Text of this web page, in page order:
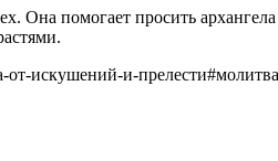
Она помогает просить
от-искушений-и-прелести#